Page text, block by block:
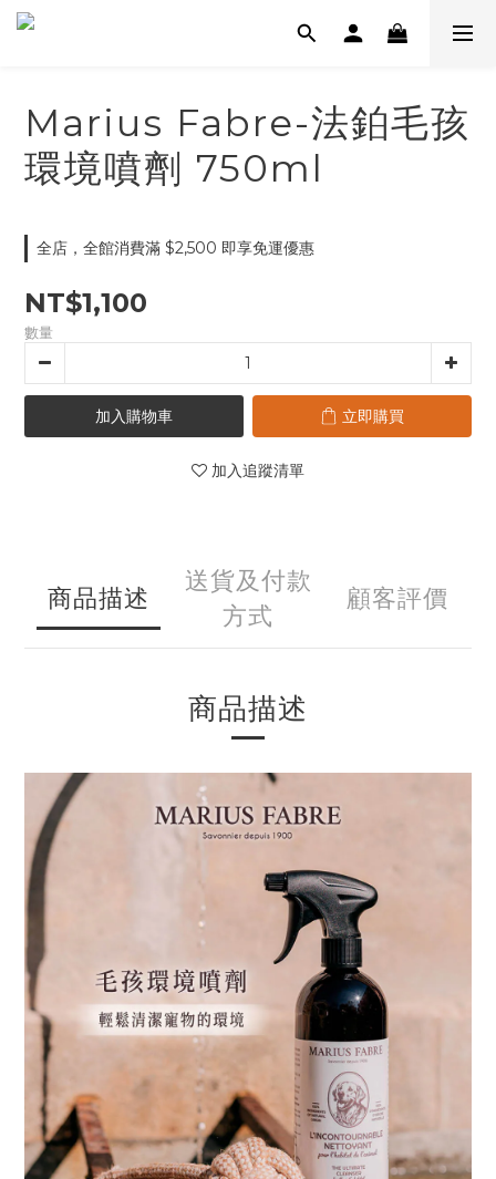
Marius Fabre-法鉑毛孩
環境噴劑 750ml
全店，全館消費滿 $2,500 即享免運優惠
NT$1,100
數量
加入購物車 立即購買
加入追蹤清單
商品描述
送貨及付款
方式
顧客評價
商品描述